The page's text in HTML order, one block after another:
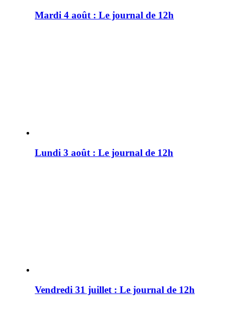
Mardi 4 août : Le journal de 12h
Lundi 3 août : Le journal de 12h
Vendredi 31 juillet : Le journal de 12h